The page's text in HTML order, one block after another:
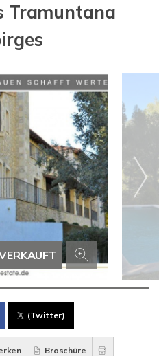
Tramuntana
(Twitter)
Broschüre